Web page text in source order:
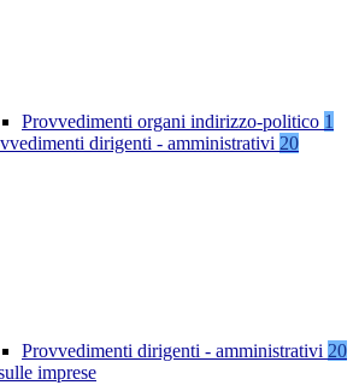
Provvedimenti organi indirizzo-politico 1
dirigenti - amministrativi 20
Provvedimenti dirigenti - amministrativi 20
imprese